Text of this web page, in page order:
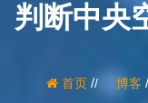
判断中央
首页/ 博客